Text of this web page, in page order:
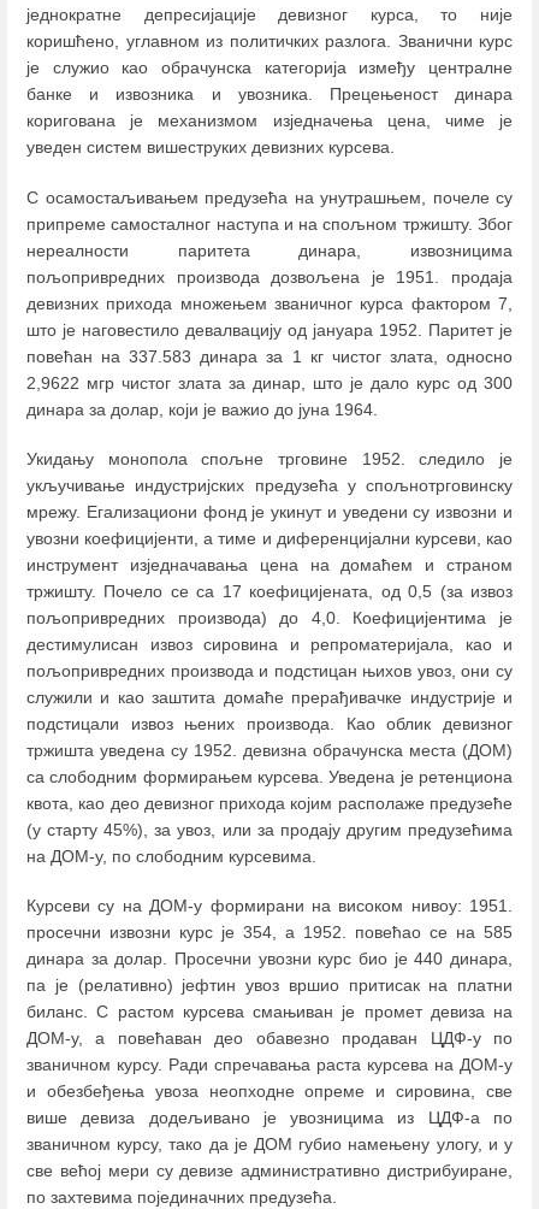
једнократне депресијације девизног курса, то није
коришћено, углавном из политичких разлога. Званични курс
је служио као обрачунска категорија између централне
банке и извозника и увозника. Прецењеност динара
коригована је механизмом изједначења цена, чиме је
уведен систем вишеструких девизних курсева.
С осамостаљивањем предузећа на унутрашњем, почеле су
припреме самосталног наступа и на спољном тржишту. Због
нереалности паритета динара, извозницима
пољопривредних производа дозвољена је 1951. продаја
девизних прихода множењем званичног курса фактором 7,
што је наговестило девалвацију од јануара 1952. Паритет је
повећан на 337.583 динара за 1 кг чистог злата, односно
2,9622 мгр чистог злата за динар, што је дало курс од 300
динара за долар, који је важио до јуна 1964.
Укидању монопола спољне трговине 1952. следило је
укључивање индустријских предузећа у спољнотрговинску
мрежу. Егализациони фонд је укинут и уведени су извозни и
увозни коефицијенти, а тиме и диференцијални курсеви, као
инструмент изједначавања цена на домаћем и страном
тржишту. Почело се са 17 коефицијената, од 0,5 (за извоз
пољопривредних производа) до 4,0. Коефицијентима је
дестимулисан извоз сировина и репроматеријала, као и
пољопривредних производа и подстицан њихов увоз, они су
служили и као заштита домаће прерађивачке индустрије и
подстицали извоз њених производа. Као облик девизног
тржишта уведена су 1952. девизна обрачунска места (ДОМ)
са слободним формирањем курсева. Уведена је ретенциона
квота, као део девизног прихода којим располаже предузеће
(у старту 45%), за увоз, или за продају другим предузећима
на ДОМ-у, по слободним курсевима.
Курсеви су на ДОМ-у формирани на високом нивоу: 1951.
просечни извозни курс је 354, а 1952. повећао се на 585
динара за долар. Просечни увозни курс био је 440 динара,
па је (релативно) јефтин увоз вршио притисак на платни
биланс. С растом курсева смањиван је промет девиза на
ДОМ-у, а повећаван део обавезно продаван ЦДФ-у по
званичном курсу. Ради спречавања раста курсева на ДОМ-у
и обезбеђења увоза неопходне опреме и сировина, све
више девиза додељивано је увозницима из ЦДФ-а по
званичном курсу, тако да је ДОМ губио намењену улогу, и у
све већој мери су девизе административно дистрибуиране,
по захтевима појединачних предузећа.